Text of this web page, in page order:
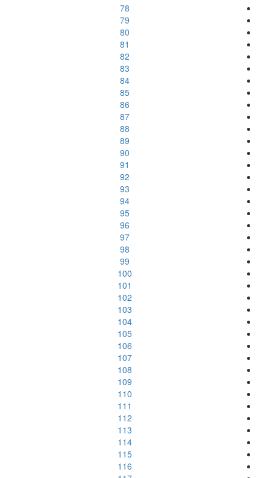
78
79
80
81
82
83
84
85
86
87
88
89
90
91
92
93
94
95
96
97
98
99
100
101
102
103
104
105
106
107
108
109
110
111
112
113
114
115
116